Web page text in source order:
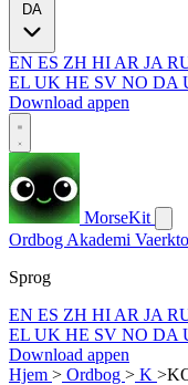
EN ES ZH HI AR JA
EL UK HE SV NO DA
Download appen
MorseKit
Ordbog Akademi
Sprog
EN ES ZH HI AR JA
EL UK HE SV NO DA
Download appen
Hjem > Ordbog > K >